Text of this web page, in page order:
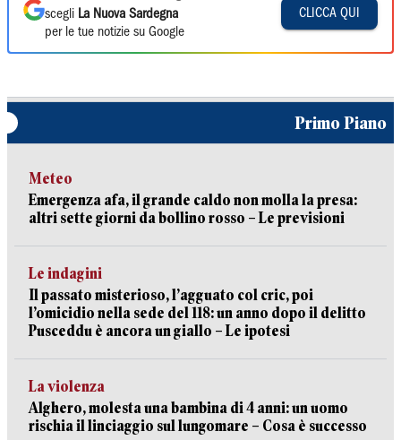
scegli La Nuova Sardegna
per le tue notizie su Google
CLICCA QUI
Primo Piano
Meteo
Emergenza afa, il grande caldo non molla la presa:
altri sette giorni da bollino rosso – Le previsioni
Le indagini
Il passato misterioso, l’agguato col cric, poi
l’omicidio nella sede del 118: un anno dopo il delitto
Pusceddu è ancora un giallo – Le ipotesi
La violenza
Alghero, molesta una bambina di 4 anni: un uomo
rischia il linciaggio sul lungomare – Cosa è successo